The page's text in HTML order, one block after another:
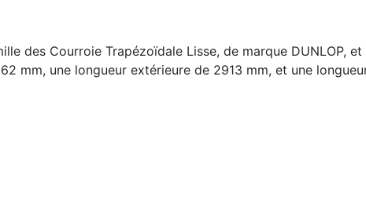
des Courroie Trapézoïdale Lisse, de marque DUNLOP,
mm, une longueur extérieure de 2913 mm, et une